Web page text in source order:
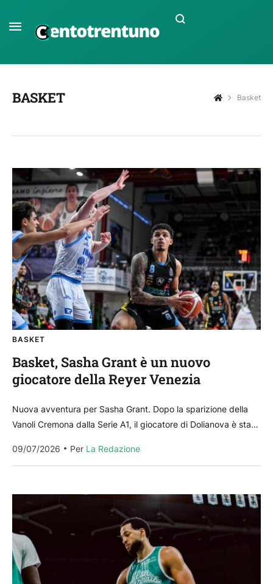
BASKET Basket
BASKET
Basket, Sasha Grant è un nuovo
giocatore della Reyer Venezia
Nuova avventura per Sasha Grant. Dopo la sparizione della
Vanoli Cremona dalla Serie A1, il giocatore di Dolianova è stato
09/07/2026
Per La Redazione